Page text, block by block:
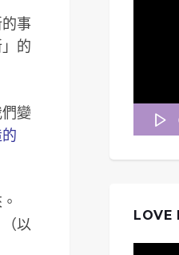
事
的
變
（以
LOVE